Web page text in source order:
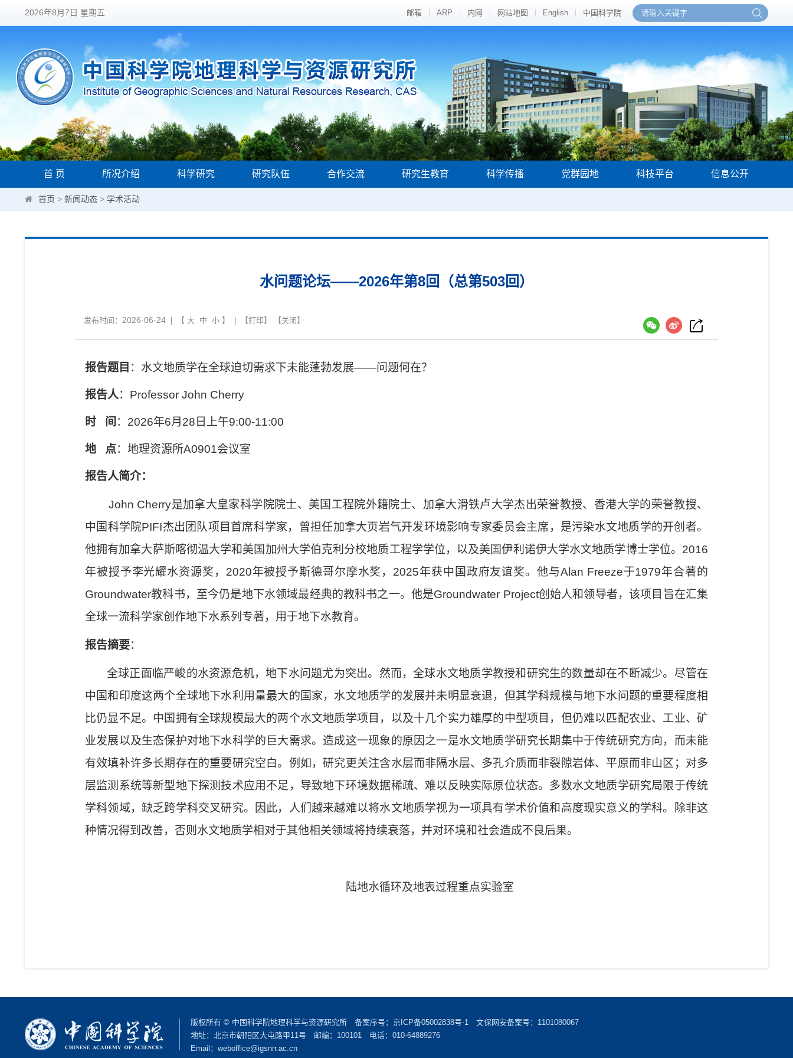
2026年8月7日 星期五 邮箱 ARP 内网 网站地图 English 中国科学院
首 页 所况介绍 科学研究 研究队伍 合作交流 研究生教育 科学传播 党群园地 科技平台 信息公开
首页 > 新闻动态 > 学术活动
水问题论坛——2026年第8回（总第503回）
发布时间： 2026-06-24 | 【 大 中 小 】 | 【打印】 【关闭 】
报告题目 ：水文地质学在全球迫切需求下未能蓬勃发展——问题何在？
报告人： Professor John Cherry
时 间 ： 2026年6月 28 日上午9:00-11:00
地 点：地理资源所A0901会议室
报告人简介：
John Cherry是加拿大皇家科学院院士、美国工程院外籍院士、加拿大滑铁卢大学杰出荣誉教授、香港大学的荣誉教授、
中国科学院PIFI杰出团队项目首席科学家，曾担任加拿大页岩气开发环境影响专家委员会主席，是污染水文地质学的开创者。
他拥有加拿大萨斯喀彻温大学和美国加州大学伯克利分校地质工程学学位，以及美国伊利诺伊大学水文地质学博士学位。 2016
年被授予李光耀水资源奖， 2020年被授予斯德哥尔摩水奖， 2025年获中国政府友谊奖。他与Alan Freeze于1979年合著的
Groundwater教科书，至今仍是地下水领域最经典的教科书之一。他是Groundwater Project创始人和领导者，该项目旨在汇集
全球一流科学家创作地下水系列专著，用于地下水教育。
报告摘要：
全球正面临严峻的水资源危机，地下水问题尤为突出。然而，全球水文地质学教授和研究生的数量却在不断减少。尽管在
中国和印度这两个全球地下水利用量最大的国家，水文地质学的发展并未明显衰退，但其学科规模与地下水问题的重要程度相
比仍显不足。中国拥有全球规模最大的两个水文地质学项目，以及十几个实力雄厚的中型项目，但仍难以匹配农业、工业、矿
业发展以及生态保护对地下水科学的巨大需求。造成这一现象的原因之一是水文地质学研究长期集中于传统研究方向，而未能
有效填补许多长期存在的重要研究空白。例如，研究更关注含水层而非隔水层、多孔介质而非裂隙岩体、平原而非山区；对多
层监测系统等新型地下探测技术应用不足，导致地下环境数据稀疏、难以反映实际原位状态。多数水文地质学研究局限于传统
学科领域，缺乏跨学科交叉研究。因此，人们越来越难以将水文地质学视为一项具有学术价值和高度现实意义的学科。除非这
种情况得到改善，否则水文地质学相对于其他相关领域将持续衰落，并对环境和社会造成不良后果。
陆地水循环及地表过程重点实验室
版权所有 © 中国科学院地理科学与资源研究所 备案序号： 京ICP备05002838号-1 文保网安备案号：1101080067
地址：北京市朝阳区大屯路甲11号 邮编：100101 电话：010-64889276
Email： weboffice@igsnrr.ac.cn